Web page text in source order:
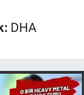
DHA